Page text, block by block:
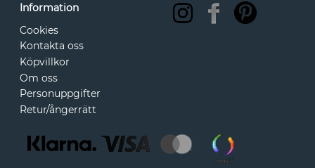
Information
Cookies
Kontakta oss
Köpvillkor
Om oss
Personuppgifter
Retur/ångerrätt